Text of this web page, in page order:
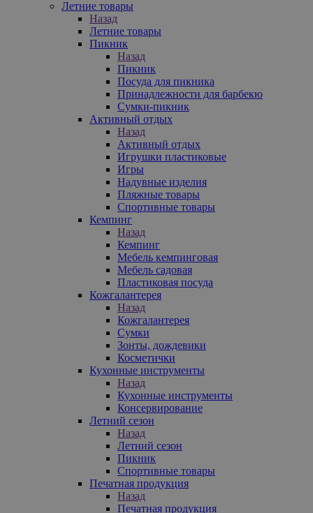
Летние товары
Назад
Летние товары
Пикник
Назад
Пикник
Посуда для пикника
Принадлежности для барбекю
Сумки-пикник
Активный отдых
Назад
Активный отдых
Игрушки пластиковые
Игры
Надувные изделия
Пляжные товары
Спортивные товары
Кемпинг
Назад
Кемпинг
Мебель кемпинговая
Мебель садовая
Пластиковая посуда
Кожгалантерея
Назад
Кожгалантерея
Сумки
Зонты, дождевики
Косметички
Кухонные инструменты
Назад
Кухонные инструменты
Консервирование
Летний сезон
Назад
Летний сезон
Пикник
Спортивные товары
Печатная продукция
Назад
Печатная продукция